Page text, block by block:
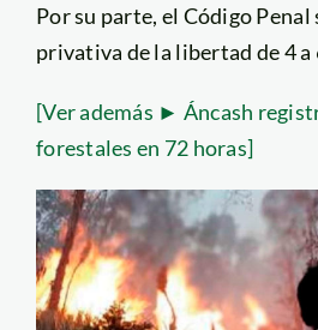
Por su parte, el Código Penal
privativa de la libertad de 4 a
[Ver además ► Áncash
forestales en 72 horas]